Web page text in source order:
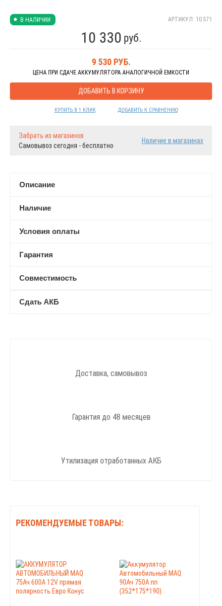
В НАЛИЧИИ АРТИКУЛ: 10 571
10 330 руб.
9 530РУБ.
ЦЕНА ПРИ СДАЧЕ АККУМУЛЯТОРА АНАЛОГИЧНОЙ ЕМКОСТИ
ДОБАВИТЬ В КОРЗИНУ
КУПИТЬ В 1 КЛИК ДОБАВИТЬ К СРАВНЕНИЮ
Забрать из магазинов
Самовывоз сегодня - бесплатно
Наличие в магазинах
Описание
Наличие
Условия оплаты
Гарантия
Совместимость
Сдать АКБ
Доставка, самовывоз
Гарантия до 48 месяцев
Утилизация отработанных АКБ
РЕКОМЕНДУЕМЫЕ ТОВАРЫ: